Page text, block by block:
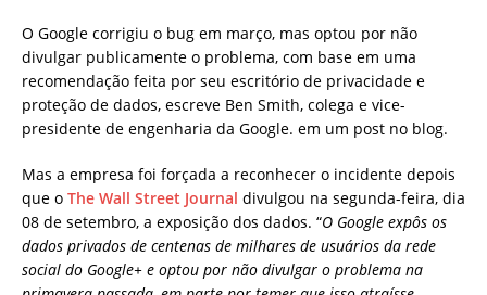
O Google corrigiu o bug em março, mas optou por não
divulgar publicamente o problema, com base em uma
recomendação feita por seu escritório de privacidade e
proteção de dados, escreve Ben Smith, colega e vice-
presidente de engenharia da Google. em um post no blog.
Mas a empresa foi forçada a reconhecer o incidente depois
que o The Wall Street Journal divulgou na segunda-feira, dia
08 de setembro, a exposição dos dados. “O Google expôs os
dados privados de centenas de milhares de usuários da rede
social do Google+ e optou por não divulgar o problema na